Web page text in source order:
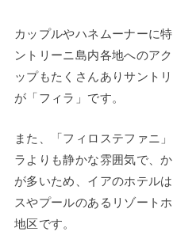
カップルやハネムーナーに
ントリーニ島内各地へのア
ップもたくさんありサント
が「フィラ」です。
また、「フィロステファニ
ラよりも静かな雰囲気で、
が多いため、イアのホテル
スやプールのあるリゾート
地区です。